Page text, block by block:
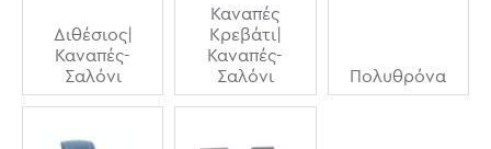
Διθέσιος|
Καναπές-
Σαλόνι
Καναπές
Κρεβάτι|
Καναπές-
Σαλόνι
Πολυθρόνα